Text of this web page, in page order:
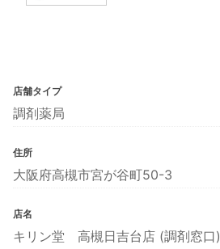
店舗タイプ
調剤薬局
住所
大阪府高槻市宮が谷町50-3
店名
キリン堂 高槻日吉台店 (調剤窓口)